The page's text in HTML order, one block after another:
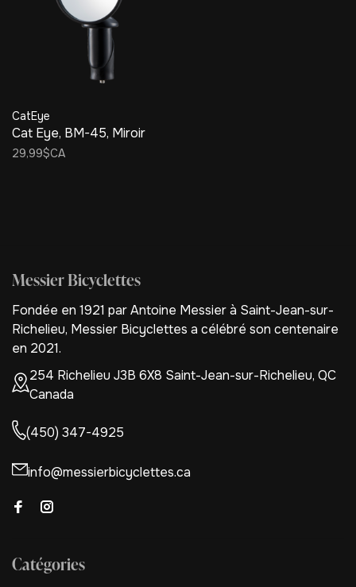
CatEye
Cat Eye, BM-45, Miroir
29,99$CA
Messier Bicyclettes
Fondée en 1921 par Antoine Messier à Saint-Jean-sur-
Richelieu, Messier Bicyclettes a célébré son centenaire
en 2021.
254 Richelieu J3B 6X8 Saint-Jean-sur-Richelieu, QC
Canada
(450) 347-4925
info@messierbicyclettes.ca
Catégories